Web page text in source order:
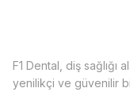
F1 Dental, diş sağlığı
yenilikçi ve güvenilir